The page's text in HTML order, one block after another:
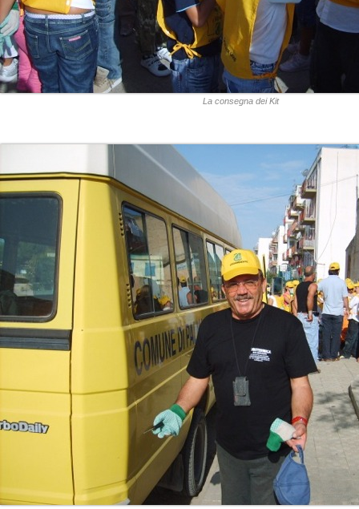
La consegna dei Kit